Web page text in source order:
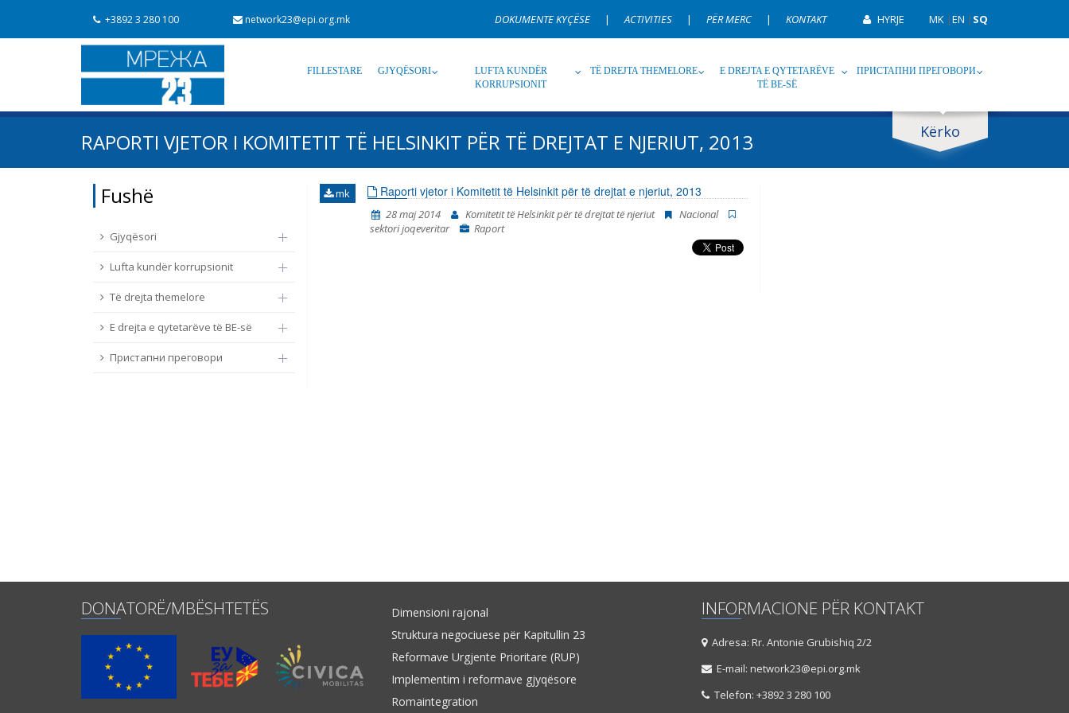
+3892 3 280 100 network23@epi.org.mk DOKUMENTE KYÇËSE | ACTIVITIES | PËR MERC | KONTAKT HYRJE MK |EN | SQ
FILLESTARE GJYQËSORI
LUFTA KUNDËR
KORRUPSIONIT
TË DREJTA THEMELORE
E DREJTA E QYTETARËVE
TË BE-SË
ПРИСТАПНИ ПРЕГОВОРИ
Kërko
Kërko dokumente
Gjuhë Emër, përshkrim ose fjalen
RAPORTI VJETOR I KOMITETIT TË HELSINKIT PËR TË DREJTAT E NJERIUT, 2013
Fushë
Gjyqësori
Lufta kundër korrupsionit
Të drejta themelore
E drejta e qytetarëve të BE-së
Пристапни преговори
mk Raporti vjetor i Komitetit të Helsinkit për të drejtat e njeriut, 2013
28 maj 2014 Komitetit të Helsinkit për të drejtat të njeriut
Nacional
sektori joqeveritar
Raport
DONATORË/MBËSHTETËS
Dimensioni rajonal
Struktura negociuese për Kapitullin 23
Reformave Urgjente Prioritare (RUP)
Implementim i reformave gjyqësore
Romaintegration
INFORMACIONE PËR KONTAKT
Adresa: Rr. Antonie Grubishiq 2/2
E-mail: network23@epi.org.mk
Telefon: +3892 3 280 100